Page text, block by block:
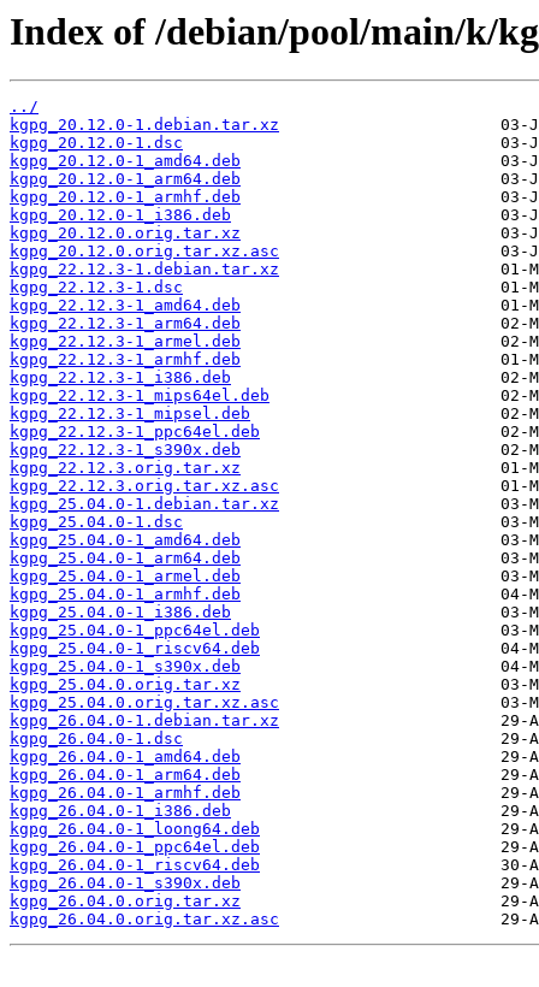
Index of /debian/pool/main/k/
../
kgpg_20.12.0-1.debian.tar.xz
kgpg_20.12.0-1.dsc
kgpg_20.12.0-1_amd64.deb
kgpg_20.12.0-1_arm64.deb
kgpg_20.12.0-1_armhf.deb
kgpg_20.12.0-1_i386.deb
kgpg_20.12.0.orig.tar.xz
kgpg_20.12.0.orig.tar.xz.asc
kgpg_22.12.3-1.debian.tar.xz
kgpg_22.12.3-1.dsc
kgpg_22.12.3-1_amd64.deb
kgpg_22.12.3-1_arm64.deb
kgpg_22.12.3-1_armel.deb
kgpg_22.12.3-1_armhf.deb
kgpg_22.12.3-1_i386.deb
kgpg_22.12.3-1_mips64el.deb
kgpg_22.12.3-1_mipsel.deb
kgpg_22.12.3-1_ppc64el.deb
kgpg_22.12.3-1_s390x.deb
kgpg_22.12.3.orig.tar.xz
kgpg_22.12.3.orig.tar.xz.asc
kgpg_25.04.0-1.debian.tar.xz
kgpg_25.04.0-1.dsc
kgpg_25.04.0-1_amd64.deb
kgpg_25.04.0-1_arm64.deb
kgpg_25.04.0-1_armel.deb
kgpg_25.04.0-1_armhf.deb
kgpg_25.04.0-1_i386.deb
kgpg_25.04.0-1_ppc64el.deb
kgpg_25.04.0-1_riscv64.deb
kgpg_25.04.0-1_s390x.deb
kgpg_25.04.0.orig.tar.xz
kgpg_25.04.0.orig.tar.xz.asc
kgpg_26.04.0-1.debian.tar.xz
kgpg_26.04.0-1.dsc
kgpg_26.04.0-1_amd64.deb
kgpg_26.04.0-1_arm64.deb
kgpg_26.04.0-1_armhf.deb
kgpg_26.04.0-1_i386.deb
kgpg_26.04.0-1_loong64.deb
kgpg_26.04.0-1_ppc64el.deb
kgpg_26.04.0-1_riscv64.deb
kgpg_26.04.0-1_s390x.deb
kgpg_26.04.0.orig.tar.xz
kgpg_26.04.0.orig.tar.xz.asc